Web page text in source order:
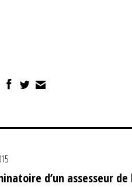
d’un assesseur